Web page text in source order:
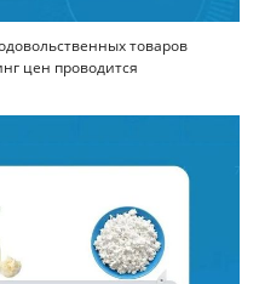
товаров
цен проводится